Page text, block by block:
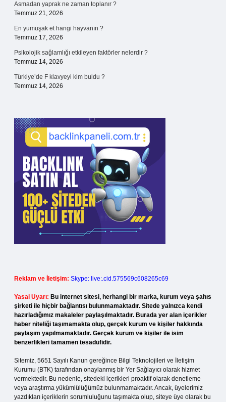
Asmadan yaprak ne zaman toplanır ?
Temmuz 21, 2026
En yumuşak et hangi hayvanın ?
Temmuz 17, 2026
Psikolojik sağlamlığı etkileyen faktörler nelerdir ?
Temmuz 14, 2026
Türkiye’de F klavyeyi kim buldu ?
Temmuz 14, 2026
Reklam ve İletişim: Skype: live:.cid.575569c608265c69
Yasal Uyarı: Bu internet sitesi, herhangi bir marka, kurum veya şahıs
şirketi ile hiçbir bağlantısı bulunmamaktadır. Sitede yalnızca kendi
hazırladığımız makaleler paylaşılmaktadır. Burada yer alan içerikler
haber niteliği taşımamakta olup, gerçek kurum ve kişiler hakkında
paylaşım yapılmamaktadır. Gerçek kurum ve kişiler ile isim
benzerlikleri tamamen tesadüfidir.
Sitemiz, 5651 Sayılı Kanun gereğince Bilgi Teknolojileri ve İletişim
Kurumu (BTK) tarafından onaylanmış bir Yer Sağlayıcı olarak hizmet
vermektedir. Bu nedenle, sitedeki içerikleri proaktif olarak denetleme
veya araştırma yükümlülüğümüz bulunmamaktadır. Ancak, üyelerimiz
yazdıkları içeriklerin sorumluluğunu taşımakta olup, siteye üye olarak bu